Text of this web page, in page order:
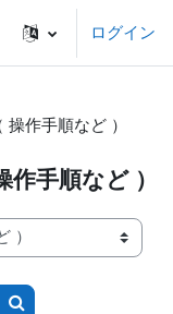
ログイン
作手順など ）
手順など ）